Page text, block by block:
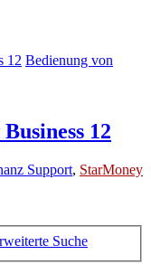
12 Bedienung von
12
Support, StarMoney
Suche